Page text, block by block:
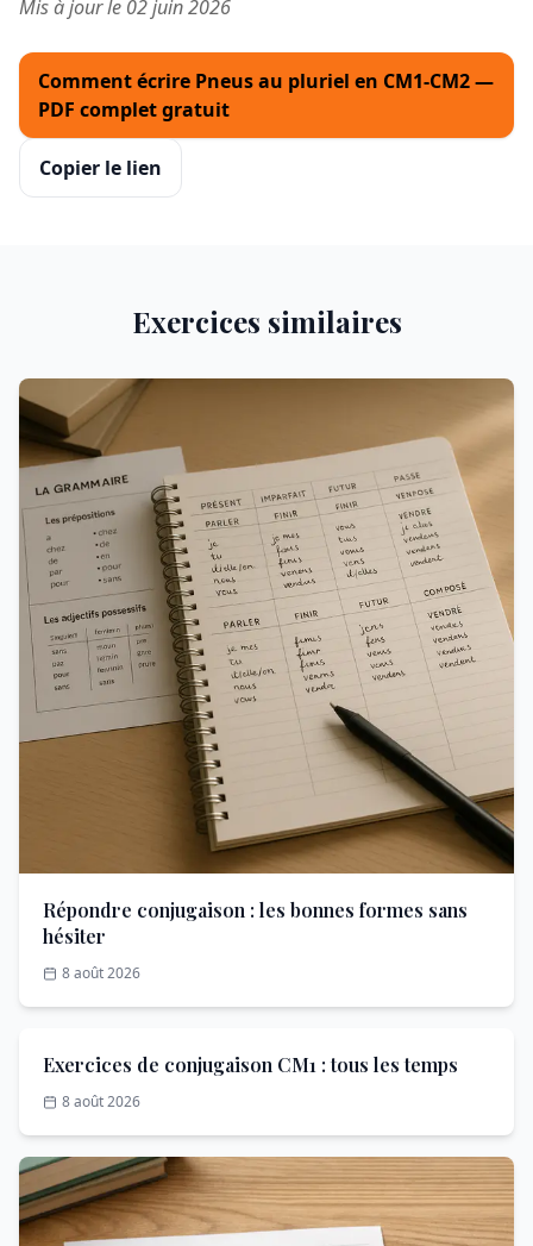
Mis à jour le 02 juin 2026
Comment écrire Pneus au pluriel en CM1-CM2 —
PDF complet gratuit
Copier le lien
Exercices similaires
Répondre conjugaison : les bonnes formes sans
hésiter
8 août 2026
Exercices de conjugaison CM1 : tous les temps
8 août 2026